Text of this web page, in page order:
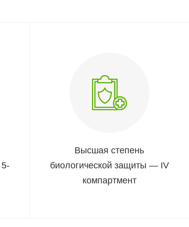
5-
Высшая степень
биологической защиты — IV
компартмент